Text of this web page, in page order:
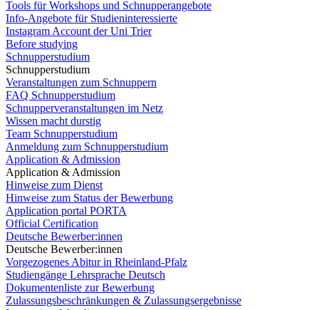
Tools für Workshops und Schnupperangebote
Info-Angebote für Studieninteressierte
Instagram Account der Uni Trier
Before studying
Schnupperstudium
Schnupperstudium
Veranstaltungen zum Schnuppern
FAQ Schnupperstudium
Schnupperveranstaltungen im Netz
Wissen macht durstig
Team Schnupperstudium
Anmeldung zum Schnupperstudium
Application & Admission
Application & Admission
Hinweise zum Dienst
Hinweise zum Status der Bewerbung
Application portal PORTA
Official Certification
Deutsche Bewerber:innen
Deutsche Bewerber:innen
Vorgezogenes Abitur in Rheinland-Pfalz
Studiengänge Lehrsprache Deutsch
Dokumentenliste zur Bewerbung
Zulassungsbeschränkungen & Zulassungsergebnisse